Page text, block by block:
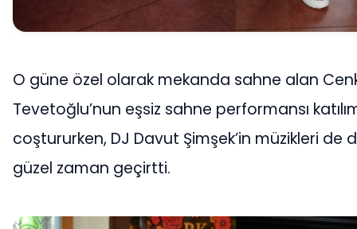
O güne özel olarak mekanda sahne alan
Tevetoğlu’nun eşsiz sahne performansı
coştururken, DJ Davut Şimşek’in müzikleri de
güzel zaman geçirtti.